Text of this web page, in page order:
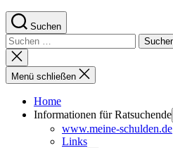
Suchen
Suchen
nach:
Suche
schließen
Menü schließen
Home
Informationen für Ratsuchende
www.meine-schulden.de
Links